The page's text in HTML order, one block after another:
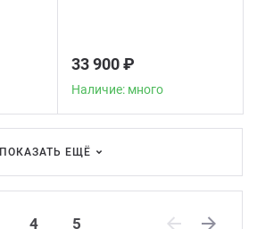
33 900 ₽
Наличие: много
ПОКАЗАТЬ ЕЩЁ
4
5